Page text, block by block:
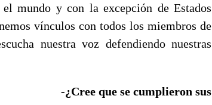
mundo y con la excepción de Estados
vínculos con todos los miembros de
nuestra voz defendiendo nuestras
-¿Cree que se cumplieron sus